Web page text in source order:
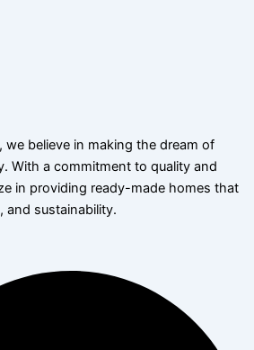
we believe in making the dream of
With a commitment to quality and
in providing ready-made homes that
and sustainability.